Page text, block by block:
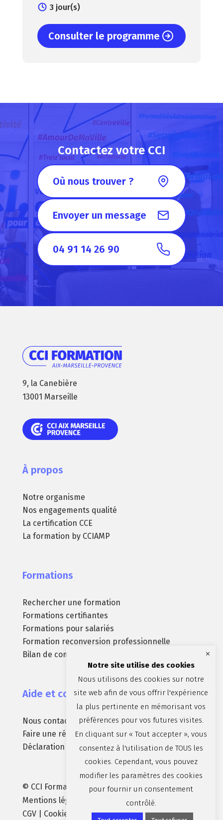
3 jour(s)
Consulter le programme
Contactez votre CCI
Où nous trouver ?
Envoyer un message
04 91 14 26 90
9, la Canebière
13001 Marseille
À propos
Notre organisme
Nos engagements qualité
La certification CCE
La formation by CCIAMP
Formations
Rechercher une formation
Formations certifiantes
Formations pour salariés
Formation reconversion professionnelle
Bilan de compétences
Aide et contact
Nous contacter
Faire une réclamation
Déclaration d’accessibilité (non conforme)
© CCI Formation Aix-Marseille-Provence |
Mentions légales
Politique de confidentialité
CGV| Cookies : Préférences| parBrandparty
Notre site utilise des cookies
Nous utilisons des cookies sur notre
site web afin de vous offrir l'expérience
la plus pertinente en mémorisant vos
préférences pour vos futures visites.
En cliquant sur « Tout accepter », vous
consentez à l'utilisation de TOUS les
cookies. Cependant, vous pouvez
modifier les paramètres des cookies
pour fournir un consentement
contrôlé.
×